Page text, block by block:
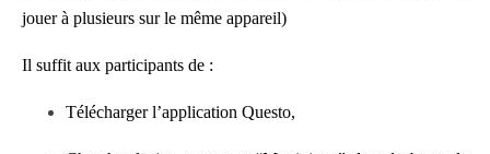
jouer à plusieurs sur le même appareil)
Il suffit aux participants de :
Télécharger l’application Questo,